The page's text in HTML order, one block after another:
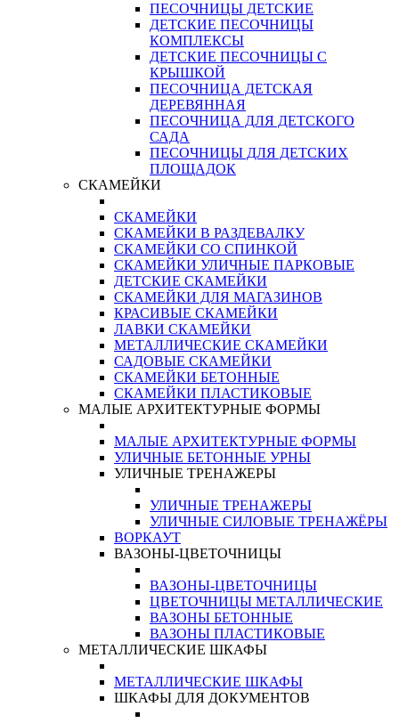
ПЕСОЧНИЦЫ ДЕТСКИЕ
ДЕТСКИЕ ПЕСОЧНИЦЫ
КОМПЛЕКСЫ
ДЕТСКИЕ ПЕСОЧНИЦЫ С
КРЫШКОЙ
ПЕСОЧНИЦА ДЕТСКАЯ
ДЕРЕВЯННАЯ
ПЕСОЧНИЦА ДЛЯ ДЕТСКОГО
САДА
ПЕСОЧНИЦЫ ДЛЯ ДЕТСКИХ
ПЛОЩАДОК
СКАМЕЙКИ
СКАМЕЙКИ
СКАМЕЙКИ В РАЗДЕВАЛКУ
СКАМЕЙКИ СО СПИНКОЙ
СКАМЕЙКИ УЛИЧНЫЕ ПАРКОВЫЕ
ДЕТСКИЕ СКАМЕЙКИ
СКАМЕЙКИ ДЛЯ МАГАЗИНОВ
КРАСИВЫЕ СКАМЕЙКИ
ЛАВКИ СКАМЕЙКИ
МЕТАЛЛИЧЕСКИЕ СКАМЕЙКИ
САДОВЫЕ СКАМЕЙКИ
СКАМЕЙКИ БЕТОННЫЕ
СКАМЕЙКИ ПЛАСТИКОВЫЕ
МАЛЫЕ АРХИТЕКТУРНЫЕ ФОРМЫ
МАЛЫЕ АРХИТЕКТУРНЫЕ ФОРМЫ
УЛИЧНЫЕ БЕТОННЫЕ УРНЫ
УЛИЧНЫЕ ТРЕНАЖЕРЫ
УЛИЧНЫЕ ТРЕНАЖЕРЫ
УЛИЧНЫЕ СИЛОВЫЕ ТРЕНАЖЁРЫ
ВОРКАУТ
ВАЗОНЫ-ЦВЕТОЧНИЦЫ
ВАЗОНЫ-ЦВЕТОЧНИЦЫ
ЦВЕТОЧНИЦЫ МЕТАЛЛИЧЕСКИЕ
ВАЗОНЫ БЕТОННЫЕ
ВАЗОНЫ ПЛАСТИКОВЫЕ
МЕТАЛЛИЧЕСКИЕ ШКАФЫ
МЕТАЛЛИЧЕСКИЕ ШКАФЫ
ШКАФЫ ДЛЯ ДОКУМЕНТОВ